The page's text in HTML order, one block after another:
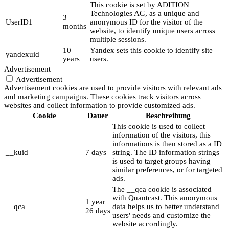
UserID1
3
months
This cookie is set by ADITION
Technologies AG, as a unique and
anonymous ID for the visitor of the
website, to identify unique users across
multiple sessions.
yandexuid
10
years
Yandex sets this cookie to identify site
users.
Advertisement
Advertisement
Advertisement cookies are used to provide visitors with relevant ads
and marketing campaigns. These cookies track visitors across
websites and collect information to provide customized ads.
Cookie
Dauer Beschreibung
__kuid 7 days
This cookie is used to collect
information of the visitors, this
informations is then stored as a ID
string. The ID information strings
is used to target groups having
similar preferences, or for targeted
ads.
__qca
1 year
26 days
The __qca cookie is associated
with Quantcast. This anonymous
data helps us to better understand
users' needs and customize the
website accordingly.